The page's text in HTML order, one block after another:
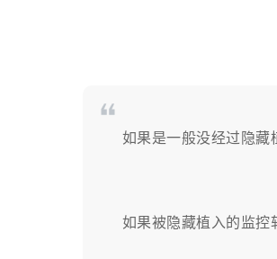
如果是一般没经过隐藏
如果被隐藏植入的监控